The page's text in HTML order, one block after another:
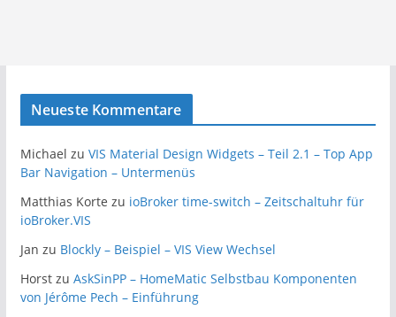
Neueste Kommentare
Michael zu VIS Material Design Widgets – Teil 2.1 – Top App
Bar Navigation – Untermenüs
Matthias Korte zu ioBroker time-switch – Zeitschaltuhr für
ioBroker.VIS
Jan zu Blockly – Beispiel – VIS View Wechsel
Horstzu AskSinPP – HomeMatic Selbstbau Komponenten
von Jérôme Pech – Einführung